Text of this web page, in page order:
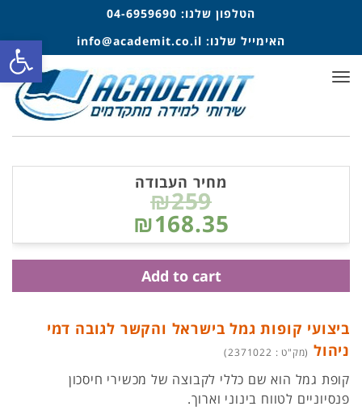
הטלפון שלנו: 04-6959690
האימייל שלנו: info@academit.co.il
תפריט
ביצועי קופות גמל בישראל והקשר לגובה דמי
ניהול (מק"ט : 2371022)
קופת גמל הוא שם כללי לקבוצה של מכשירי חיסכון
פנסיוניים לטווח בינוני וארוך.
מחיר העבודה
₪259
₪168.35
Add to cart
פתח